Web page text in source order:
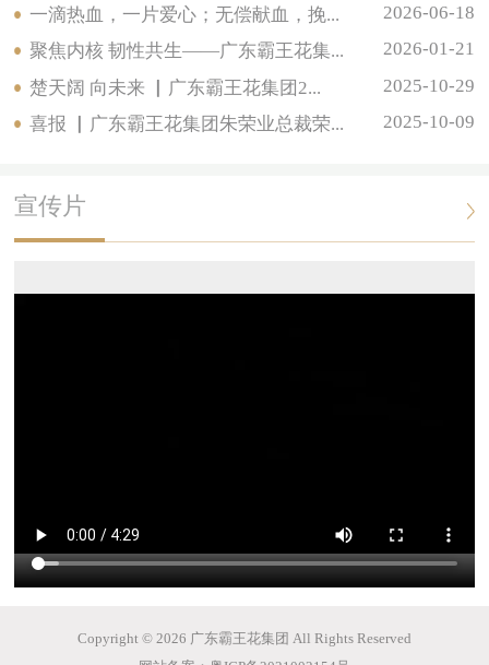
2026-06-18
一滴热血，一片爱心；无偿献血，挽...
2026-01-21
聚焦内核 韧性共生——广东霸王花集...
2025-10-29
楚天阔 向未来 ▏广东霸王花集团2...
2025-10-09
喜报 ▏广东霸王花集团朱荣业总裁荣...
宣传片
Copyright © 2026 广东霸王花集团 All Rights Reserved